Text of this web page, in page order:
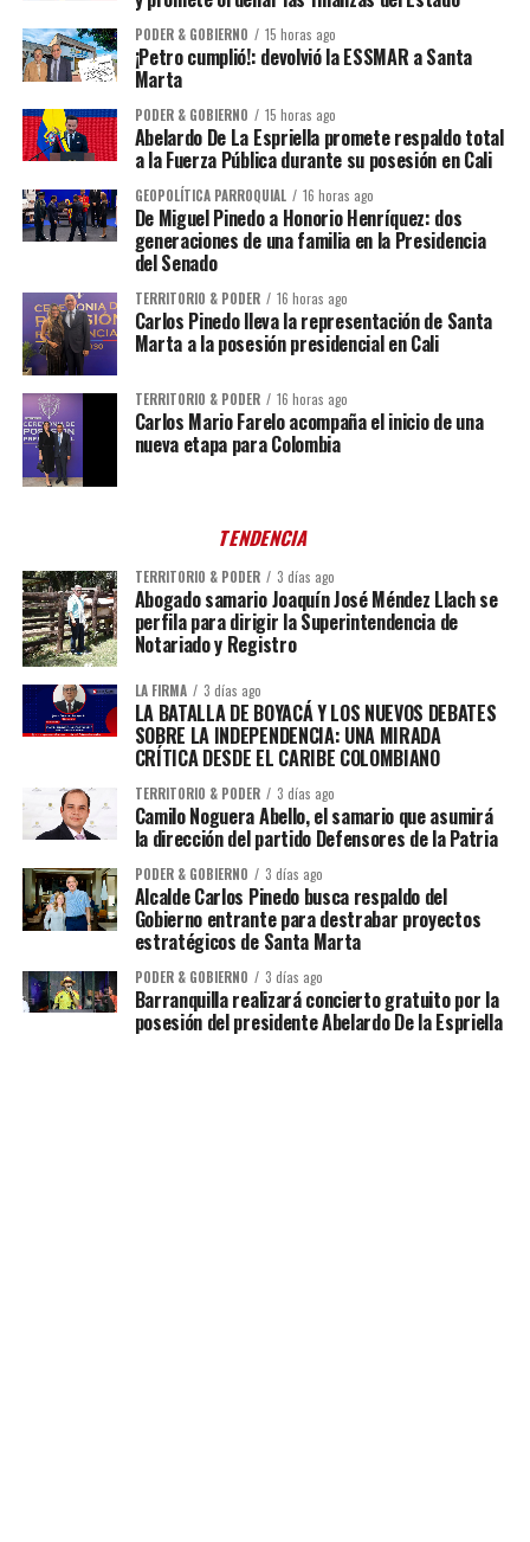
PODER & GOBIERNO 15 horas ago
¡Petro cumplió!: devolvió la ESSMAR a Santa
Marta
PODER & GOBIERNO 15 horas ago
Abelardo De La Espriella promete respaldo total
a la Fuerza Pública durante su posesión en Cali
GEOPOLÍTICA PARROQUIAL 16 horas ago
De Miguel Pinedo a Honorio Henríquez: dos
generaciones de una familia en la Presidencia
del Senado
TERRITORIO & PODER 16 horas ago
Carlos Pinedo lleva la representación de Santa
Marta a la posesión presidencial en Cali
TERRITORIO & PODER 16 horas ago
Carlos Mario Farelo acompaña el inicio de una
nueva etapa para Colombia
TENDENCIA
TERRITORIO & PODER 3 días ago
Abogado samario Joaquín José Méndez Llach se
perfila para dirigir la Superintendencia de
Notariado y Registro
LA FIRMA 3 días ago
LA BATALLA DE BOYACÁ Y LOS NUEVOS DEBATES
SOBRE LA INDEPENDENCIA: UNA MIRADA
CRÍTICA DESDE EL CARIBE COLOMBIANO
TERRITORIO & PODER 3 días ago
Camilo Noguera Abello, el samario que asumirá
la dirección del partido Defensores de la Patria
PODER & GOBIERNO 3 días ago
Alcalde Carlos Pinedo busca respaldo del
Gobierno entrante para destrabar proyectos
estratégicos de Santa Marta
PODER & GOBIERNO 3 días ago
Barranquilla realizará concierto gratuito por la
posesión del presidente Abelardo De la Espriella